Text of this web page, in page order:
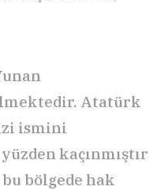
Atatürk
ismini
kaçınmıştır
bölgede hak